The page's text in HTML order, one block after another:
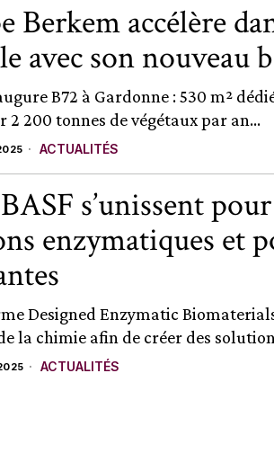
Berkem accélère
avec son nouveau
B72 à Gardonne : 530 m²
200 tonnes de végétaux par an...
ACTUALITÉS
s’unissent
enzymatiques et
Designed Enzymatic
la chimie afin de créer des
ACTUALITÉS